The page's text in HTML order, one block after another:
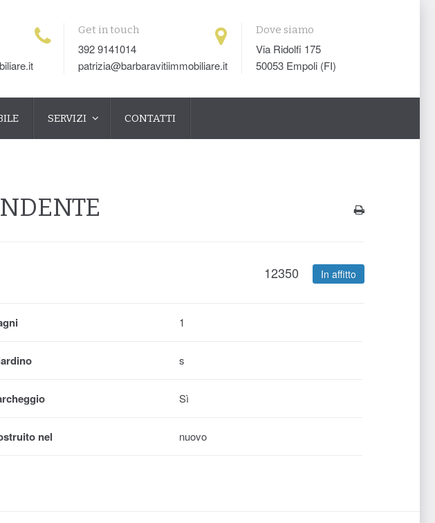
Get in touch
392 9141014
patrizia@barbaravitiimmobiliare.it
Dove siamo
Via Ridolfi 175
50053 Empoli (FI)
SERVIZI CONTATTI
12350 In affitto
1
s
Sì
nel nuovo